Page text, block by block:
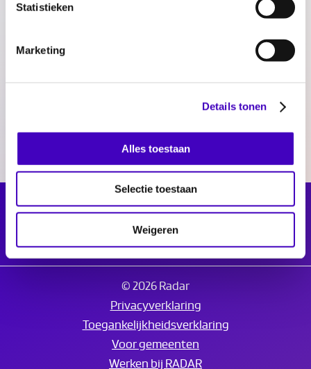
Statistieken
Marketing
Details tonen
Alles toestaan
Selectie toestaan
Weigeren
Download Inclusiever Vught (pdf |
© 2026 Radar
Privacyverklaring
Toegankelijkheidsverklaring
Voor gemeenten
Werken bij RADAR